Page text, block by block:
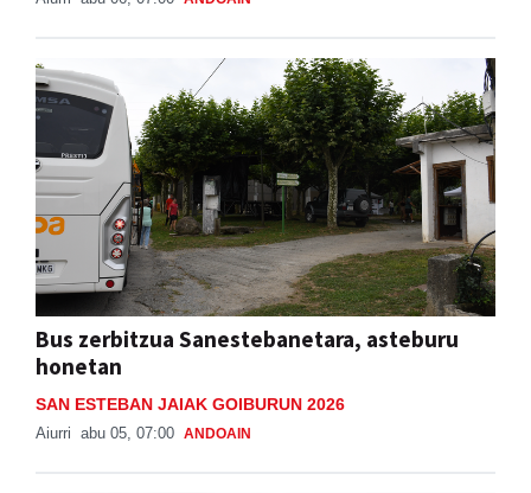
Bus zerbitzua Sanestebanetara, asteburu
honetan
SAN ESTEBAN JAIAK GOIBURUN 2026
Aiurri abu 05, 07:00 ANDOAIN